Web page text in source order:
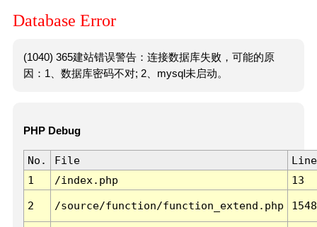
Database Error
(1040) 365建站错误警告：连接数据库失败，可能的原
因：1、数据库密码不对; 2、mysql未启动。
PHP Debug
No. File
Line
1
/index.php 13
2 /source/function/function_extend.php 1548